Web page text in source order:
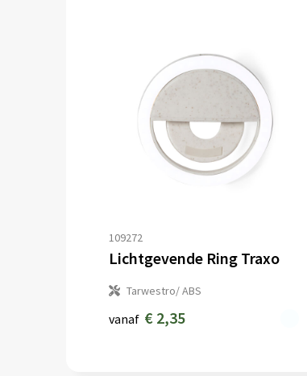
109272
Lichtgevende Ring Traxo
Tarwestro/ ABS
vanaf € 2,35